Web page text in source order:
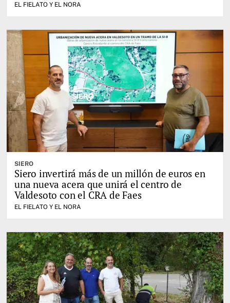
EL FIELATO Y EL NORA
SIERO
Siero invertirá más de un millón de euros en
una nueva acera que unirá el centro de
Valdesoto con el CRA de Faes
EL FIELATO Y EL NORA